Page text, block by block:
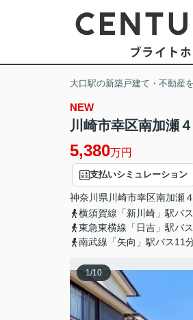
大口駅の新築戸建て・不動産
NEW
川崎市幸区南加瀬
5,380万円
支払いシミュレーション
神奈川県 川崎市幸区南加瀬
横須賀線「新川崎」駅バ
東急東横線「日吉」駅バ
南武線「矢向」駅バス11
1/10